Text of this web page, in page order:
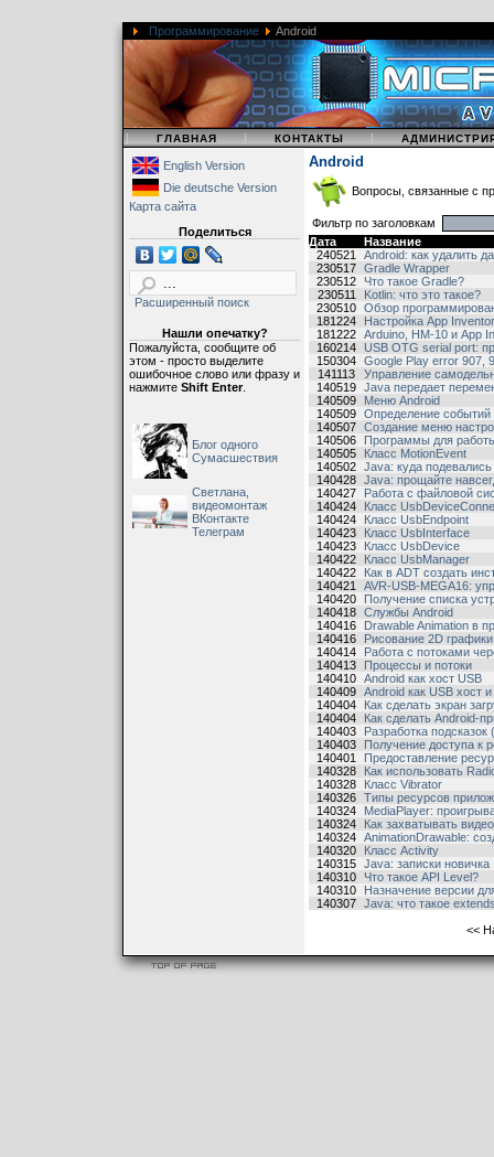
Программирование Android
| ГЛАВНАЯ | КОНТАКТЫ |
English Version
Die deutsche Version
Карта сайта
Поделиться
Расширенный поиск
Нашли опечатку?
Пожалуйста, сообщите об
этом - просто выделите
ошибочное слово или фразу и
нажмите Shift Enter.
Блог одного
Сумасшествия
Светлана,
видеомонтаж
ВКонтакте
Телеграм
Android
Вопросы, связанные с
Фильтр по заголовкам
Дата
Название
240521
Android: как удалить
230517 Gradle Wrapper
230512 Что такое Gradle?
230511
Kotlin: что это такое?
230510 Обзор
181224
Настройка App Inventor
181222 Arduino, HM-10 и App
160214 USB OTG serial port:
150304 Google Play error 907,
141113
Управление
140519 Java передает
140509
Меню Android
140509 Определение событий
140507 Создание меню
140506
Программы для
140505
Класс MotionEvent
140502 Java: куда
140428 Java: прощайте
140427
Работа с файловой
140424
Класс
140424
Класс UsbEndpoint
140423
Класс UsbInterface
140423
Класс UsbDevice
140422
Класс UsbManager
140422
Как в ADT создать
140421
AVR-USB-MEGA16:
140420
Получение списка
140418 Службы Android
140416
Drawable Animation в
140416
Рисование 2D
140414
Работа с потоками
140413
Процессы и потоки
140410 Android как хост USB
140409 Android как USB хост
140404
Как сделать экран
140404
Как сделать Android-
140403
Разработка
140403
Получение доступа к
140401
Предоставление
140328
Как использовать
140328
Класс Vibrator
140326 Типы ресурсов
140324
MediaPlayer:
140324
Как захватывать
140324 AnimationDrawable:
140320
Класс Activity
140315 Java: записки новичка
140310
Что такое API Level?
140310
Назначение версии
140307 Java: что такое
<<